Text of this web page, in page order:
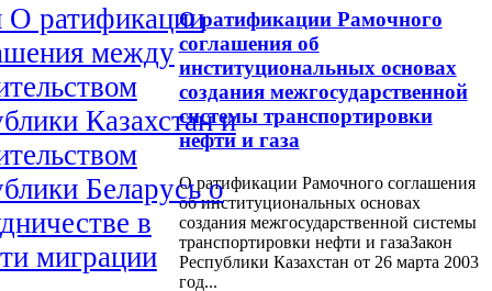
О ратификации
между
Казахстан и
Беларусь о
в
миграции
О ратификации Рамочного
соглашения об
институциональных основах
создания межгосударственной
системы транспортировки
нефти и газа
О ратификации Рамочного соглашения
об институциональных основах
создания межгосударственной системы
транспортировки нефти и газаЗакон
Республики Казахстан от 26 марта 2003
год...